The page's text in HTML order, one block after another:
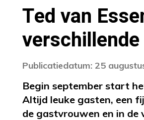
Ted van
Publicatiedatum: 25
Begin september start
Altijd leuke gasten, een
de gastvrouwen en in de